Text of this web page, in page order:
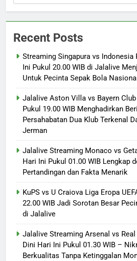
Recent Posts
Streaming Singapura vs Indonesia
Ini Pukul 20.00 WIB di Jalalive
Untuk Pecinta Sepak Bola Nasional
Jalalive Aston Villa vs Bayern
Pukul 19.00 WIB Menghadirkan
Persahabatan Dua Klub Terkenal
Jerman
Jalalive Streaming Monaco vs
Hari Ini Pukul 01.00 WIB Lengkap
Pertandingan dan Fakta Menarik
KuPS vs U Craiova Liga Eropa
22.00 WIB Jadi Sorotan Besar
di Jalalive
Jalalive Streaming Arsenal vs
Dini Hari Ini Pukul 01.30 WIB –
Berkualitas Tanpa Ketinggalan